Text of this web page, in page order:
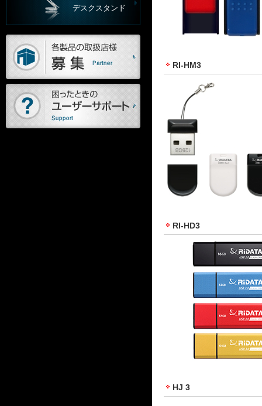
RI-HM3
RI-HD3
HJ 3
デスクスタンド